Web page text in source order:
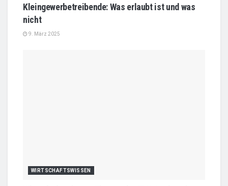
Kleingewerbetreibende: Was erlaubt ist und was
nicht
9. März 2025
WIRTSCHAFTSWISSEN